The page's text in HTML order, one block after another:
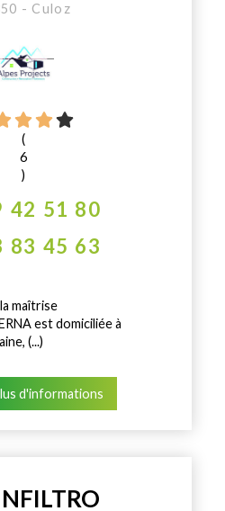
- Culoz
(
6
)
42 51 80
83 45 63
maîtrise
est domiciliée à
(...)
d'informations